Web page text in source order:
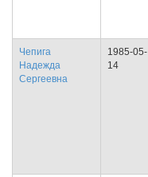
Чепига
Надежда
Сергеевна
1985-05-
14